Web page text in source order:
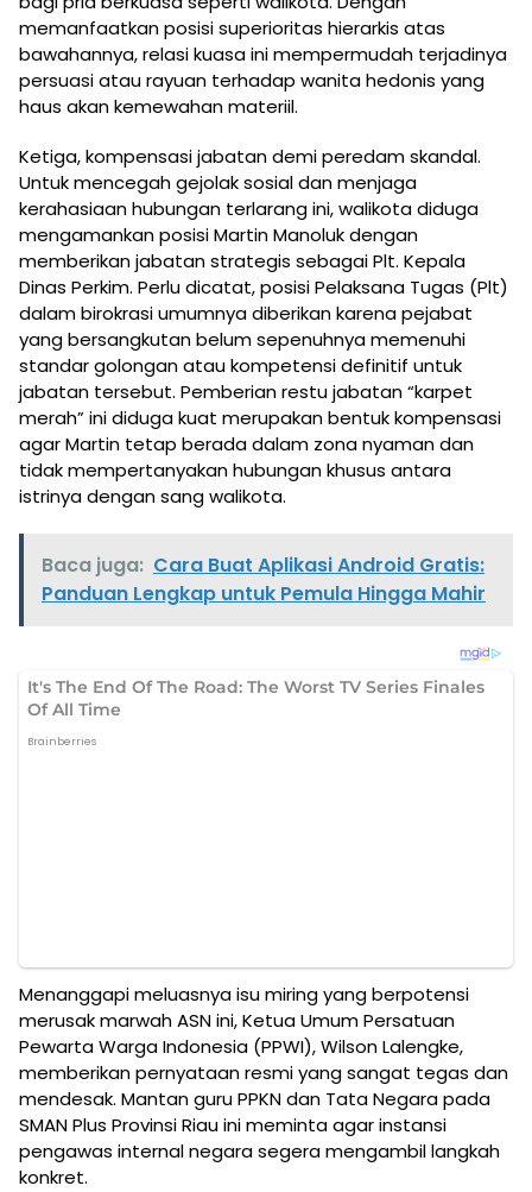
memanfaatkan posisi superioritas hierarkis atas
bawahannya, relasi kuasa ini mempermudah terjadinya
persuasi atau rayuan terhadap wanita hedonis yang
haus akan kemewahan materiil.
Ketiga, kompensasi jabatan demi peredam skandal.
Untuk mencegah gejolak sosial dan menjaga
kerahasiaan hubungan terlarang ini, walikota diduga
mengamankan posisi Martin Manoluk dengan
memberikan jabatan strategis sebagai Plt. Kepala
Dinas Perkim. Perlu dicatat, posisi Pelaksana Tugas (Plt)
dalam birokrasi umumnya diberikan karena pejabat
yang bersangkutan belum sepenuhnya memenuhi
standar golongan atau kompetensi definitif untuk
jabatan tersebut. Pemberian restu jabatan “karpet
merah” ini diduga kuat merupakan bentuk kompensasi
agar Martin tetap berada dalam zona nyaman dan
tidak mempertanyakan hubungan khusus antara
istrinya dengan sang walikota.
Baca juga: Cara Buat Aplikasi Android Gratis:
Panduan Lengkap untuk Pemula Hingga Mahir
Menanggapi meluasnya isu miring yang berpotensi
merusak marwah ASN ini, Ketua Umum Persatuan
Pewarta Warga Indonesia (PPWI), Wilson Lalengke,
memberikan pernyataan resmi yang sangat tegas dan
mendesak. Mantan guru PPKN dan Tata Negara pada
SMAN Plus Provinsi Riau ini meminta agar instansi
pengawas internal negara segera mengambil langkah
konkret.